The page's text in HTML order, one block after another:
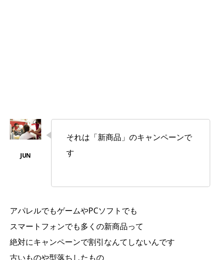
それは「新商品」のキャンペーンで
す
アパレルでもゲームやPCソフトでも
スマートフォンでも多くの新商品って
絶対にキャンペーンで割引なんてしないんです
古いものや型落ちしたもの